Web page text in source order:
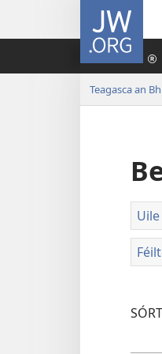
JW.ORG
Teagasca an
Uile